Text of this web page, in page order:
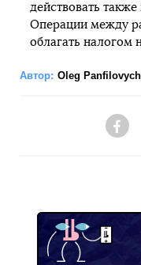
действовать
Операции между
облагать налогом
Автор: Oleg Panfilovych